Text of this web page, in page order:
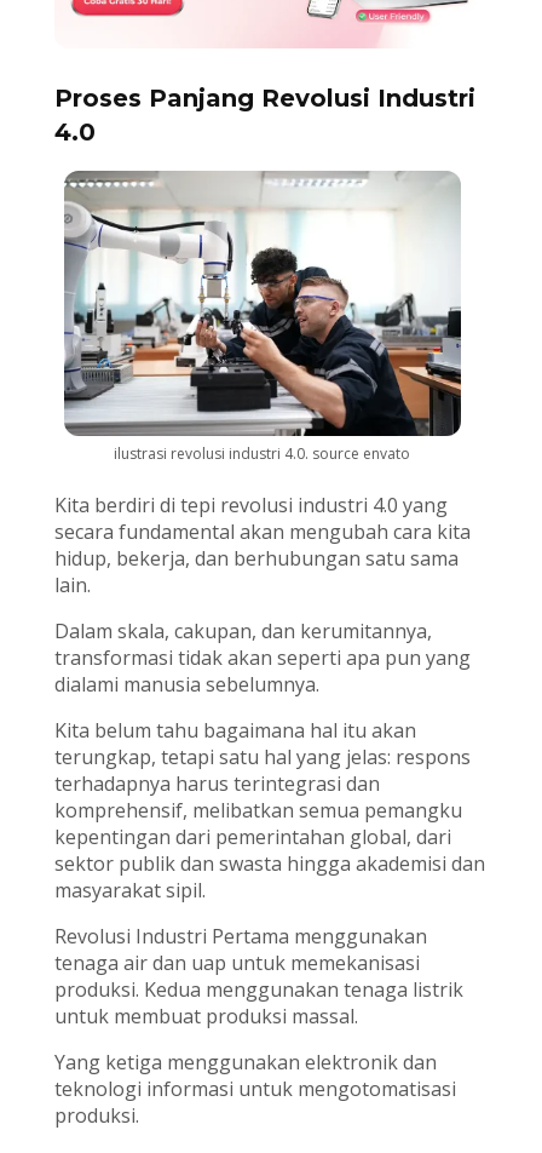
Proses Panjang Revolusi Industri
4.0
ilustrasi revolusi industri 4.0. source envato
Kita berdiri di tepi revolusi industri 4.0 yang
secara fundamental akan mengubah cara kita
hidup, bekerja, dan berhubungan satu sama
lain.
Dalam skala, cakupan, dan kerumitannya,
transformasi tidak akan seperti apa pun yang
dialami manusia sebelumnya.
Kita belum tahu bagaimana hal itu akan
terungkap, tetapi satu hal yang jelas: respons
terhadapnya harus terintegrasi dan
komprehensif, melibatkan semua pemangku
kepentingan dari pemerintahan global, dari
sektor publik dan swasta hingga akademisi dan
masyarakat sipil.
Revolusi Industri Pertama menggunakan
tenaga air dan uap untuk memekanisasi
produksi. Kedua menggunakan tenaga listrik
untuk membuat produksi massal.
Yang ketiga menggunakan elektronik dan
teknologi informasi untuk mengotomatisasi
produksi.